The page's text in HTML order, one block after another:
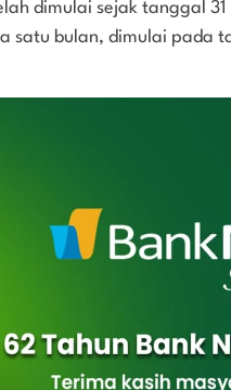
dimulai sejak tanggal 31
satu bulan, dimulai pada